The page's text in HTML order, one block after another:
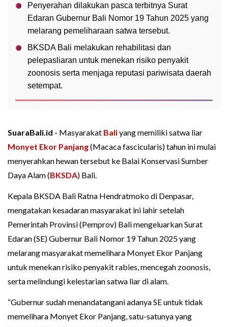
Penyerahan dilakukan pasca terbitnya Surat
Edaran Gubernur Bali Nomor 19 Tahun 2025 yang
melarang pemeliharaan satwa tersebut.
BKSDA Bali melakukan rehabilitasi dan
pelepasliaran untuk menekan risiko penyakit
zoonosis serta menjaga reputasi pariwisata daerah
setempat.
SuaraBali.id - Masyarakat Baliyang memiliki satwa liar
Monyet Ekor Panjang(Macaca fascicularis) tahun ini mulai
menyerahkan hewan tersebut ke Balai Konservasi Sumber
Daya Alam (BKSDA) Bali.
Kepala BKSDA Bali Ratna Hendratmoko di Denpasar,
mengatakan kesadaran masyarakat ini lahir setelah
Pemerintah Provinsi (Pemprov) Bali mengeluarkan Surat
Edaran (SE) Gubernur Bali Nomor 19 Tahun 2025 yang
melarang masyarakat memelihara Monyet Ekor Panjang
untuk menekan risiko penyakit rabies, mencegah zoonosis,
serta melindungi kelestarian satwa liar di alam.
“Gubernur sudah menandatangani adanya SE untuk tidak
memelihara Monyet Ekor Panjang, satu-satunya yang